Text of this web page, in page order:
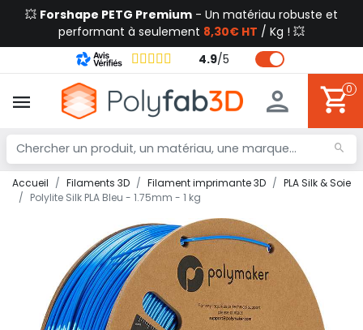
💥 Forshape PETG Premium - Un matériau robuste et
performant à seulement 8,30€ HT / Kg ! 💥
4.9/5
0
Accueil Filaments 3D Filament imprimante 3D
PLA Silk & Soie
Polylite Silk PLA Bleu - 1.75mm - 1 kg